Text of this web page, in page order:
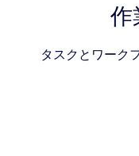
作
タスクとワーク